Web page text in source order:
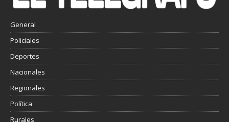
General
Policiales
Deportes
Nacionales
Regionales
Política
Rurales